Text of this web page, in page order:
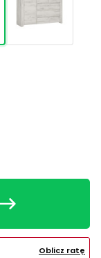
Oblicz ratę